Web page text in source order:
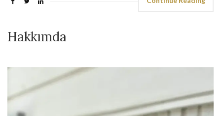
Hakkımda